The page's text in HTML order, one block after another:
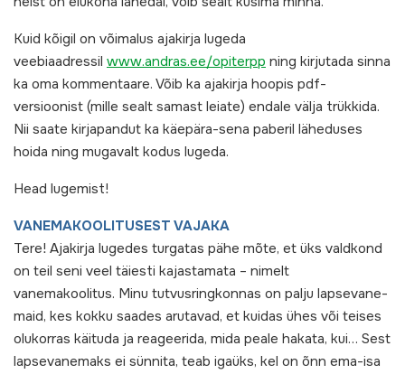
Kuid kõigil on võimalus ajakirja lugeda
veebiaadressil www.andras.ee/opiterpp ning kirjutada sinna
ka oma kommentaare. Võib ka ajakirja hoopis pdf-
versioonist (mille sealt samast leiate) endale välja trükkida.
Nii saate kirjapandut ka käepära-sena paberil läheduses
hoida ning mugavalt kodus lugeda.
Head lugemist!
VANEMAKOOLITUSEST VAJAKA
Tere! Ajakirja lugedes turgatas pähe mõte, et üks valdkond
on teil seni veel täiesti kajastamata – nimelt
vanemakoolitus. Minu tutvusringkonnas on palju lapsevane-
maid, kes kokku saades arutavad, et kuidas ühes või teises
olukorras käituda ja reageerida, mida peale hakata, kui… Sest
lapsevanemaks ei sünnita, teab igaüks, kel on õnn ema-isa